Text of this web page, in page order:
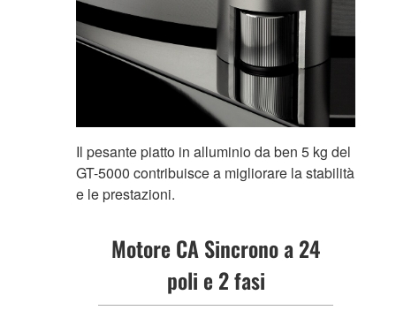
Il pesante piatto in alluminio da ben 5 kg del
GT-5000 contribuisce a migliorare la stabilità
e le prestazioni.
Motore CA Sincrono a 24
poli e 2 fasi